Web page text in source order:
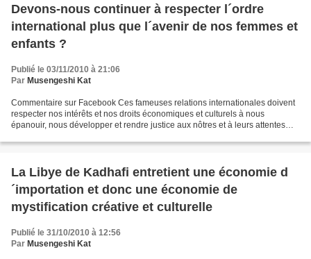
Devons-nous continuer à respecter l´ordre
international plus que l´avenir de nos femmes et
enfants ?
Publié le 03/11/2010 à 21:06
Par Musengeshi Kat
Commentaire sur Facebook Ces fameuses relations internationales doivent
respecter nos intérêts et nos droits économiques et culturels à nous
épanouir, nous développer et rendre justice aux nôtres et à leurs attentes
La Libye de Kadhafi entretient une économie d
´importation et donc une économie de
mystification créative et culturelle
Publié le 31/10/2010 à 12:56
Par Musengeshi Kat